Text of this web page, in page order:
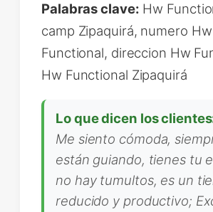
Palabras clave: Hw
camp Zipaquirá, numero Hw
Functional, direccion Hw
Hw Functional Zipaquirá
Lo que dicen los
Me siento cómoda,
están guiando, tienes tu
no hay tumultos, es un
reducido y productivo;